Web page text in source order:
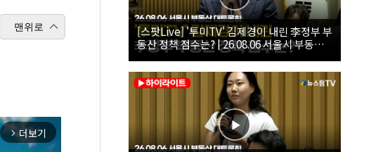
맨위로
arrow_forward_ios 더보기
[스팟Live] '투미TV' 김제경이 내린 李정부 부
동산 정책 점수는? | 26.08.06 서울시 부동산
대토론회